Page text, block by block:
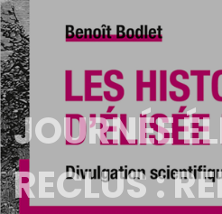
JOURNÉE
RECLUS :